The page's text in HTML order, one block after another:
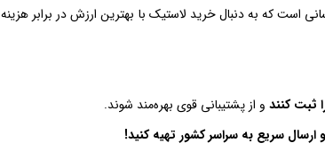
است که به دنبال خرید لاستیک با بهترین ارزش در برابر هزینه
ثبت کنند و از پشتیبانی قوی بهره‌مند شوند.
ارسال سریع به سراسر کشور تهیه کنید!